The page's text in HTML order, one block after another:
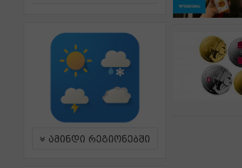
ამინდი რეგიონებში